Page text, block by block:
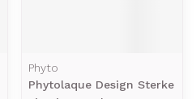
Phyto
Phytolaque Design Sterke